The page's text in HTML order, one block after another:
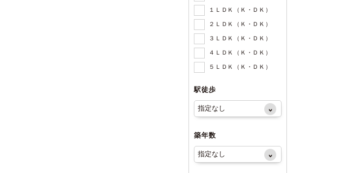
１ＬＤＫ（Ｋ・ＤＫ）
２ＬＤＫ（Ｋ・ＤＫ）
３ＬＤＫ（Ｋ・ＤＫ）
４ＬＤＫ（Ｋ・ＤＫ）
５ＬＤＫ（Ｋ・ＤＫ）
駅徒歩
築年数